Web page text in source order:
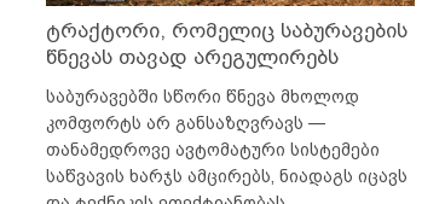
ტრაქტორი, რომელიც საბურავების
წნევას თავად არეგულირებს
საბურავებში სწორი წნევა მხოლოდ
კომფორტს არ განსაზღვრავს —
თანამედროვე ავტომატური სისტემები
საწვავის ხარჯს ამცირებს, ნიადაგს იცავს